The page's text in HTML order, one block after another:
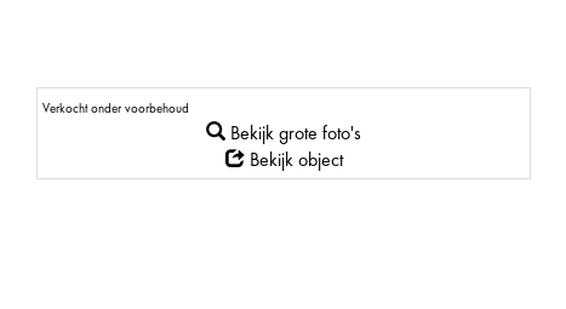
Verkocht onder voorbehoud
Bekijk grote foto's
Bekijk object